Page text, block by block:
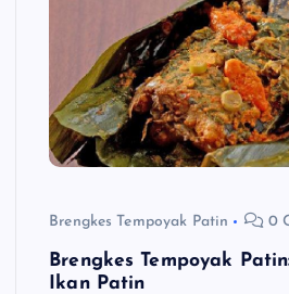
Brengkes Tempoyak Patin 0
Brengkes Tempoyak
Ikan Patin